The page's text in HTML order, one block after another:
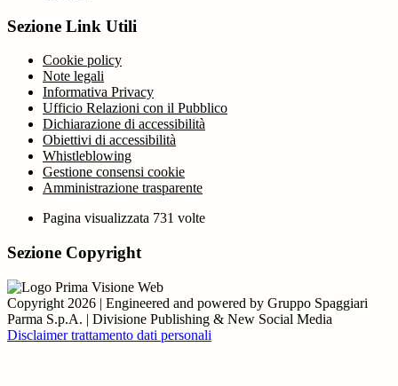
Sezione Link Utili
Cookie policy
Note legali
Informativa Privacy
Ufficio Relazioni con il Pubblico
Dichiarazione di accessibilità
Obiettivi di accessibilità
Whistleblowing
Gestione consensi cookie
Amministrazione trasparente
Pagina visualizzata 731 volte
Sezione Copyright
Copyright 2026 | Engineered and powered by Gruppo Spaggiari
Parma S.p.A. | Divisione Publishing & New Social Media
Disclaimer trattamento dati personali